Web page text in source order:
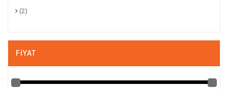
(2)
FIYAT